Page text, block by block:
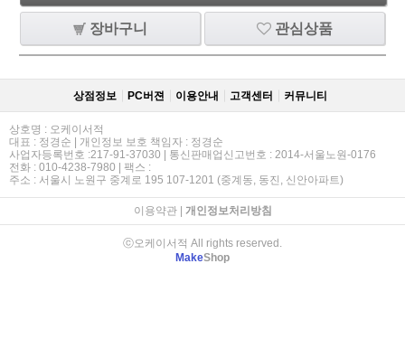
장바구니 관심상품
상점정보 PC버젼 이용안내 고객센터 커뮤니티
상호명 : 오케이서적
대표 : 정경순 | 개인정보 보호 책임자 : 정경순
사업자등록번호 :217-91-37030 | 통신판매업신고번호 : 2014-서울노원-0176
전화 : 010-4238-7980 | 팩스 :
주소 : 서울시 노원구 중계로 195 107-1201 (중계동, 동진, 신안아파트)
이용약관| 개인정보처리방침
ⓒ오케이서적 All rights reserved.
MakeShop